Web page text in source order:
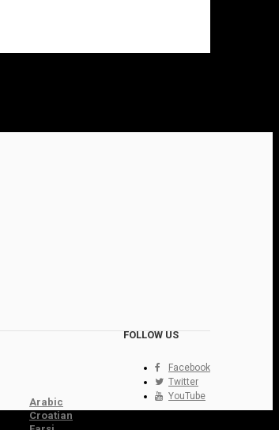
FOLLOW US
Facebook
Twitter
YouTube
Arabic
Croatian